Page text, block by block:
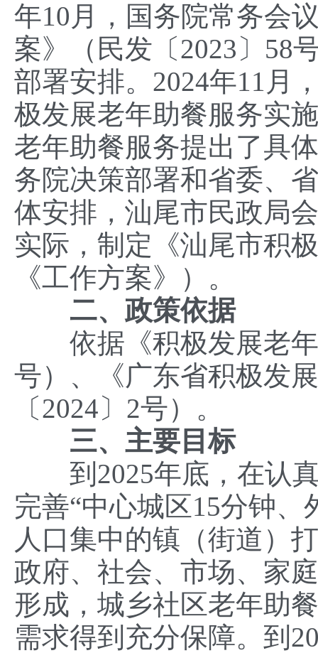
年10月，国务院常务会
案》（民发〔2023〕58
部署安排。2024年11月
极发展老年助餐服务实
老年助餐服务提出了具
务院决策部署和省委、
体安排，汕尾市民政局
实际，制定《汕尾市积
《工作方案》）。
二、政策依据
依据《积极发展老年
号）、《广东省积极发
〔2024〕2号）。
三、主要目标
到2025年底，在认真
完善“中心城区15分钟
人口集中的镇（街道）
政府、社会、市场、家
形成，城乡社区老年助
需求得到充分保障。到